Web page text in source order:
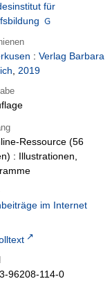
für
: Verlag Barbara
, 2019
Ressource (56
: Illustrationen,
im Internet
96208-114-0